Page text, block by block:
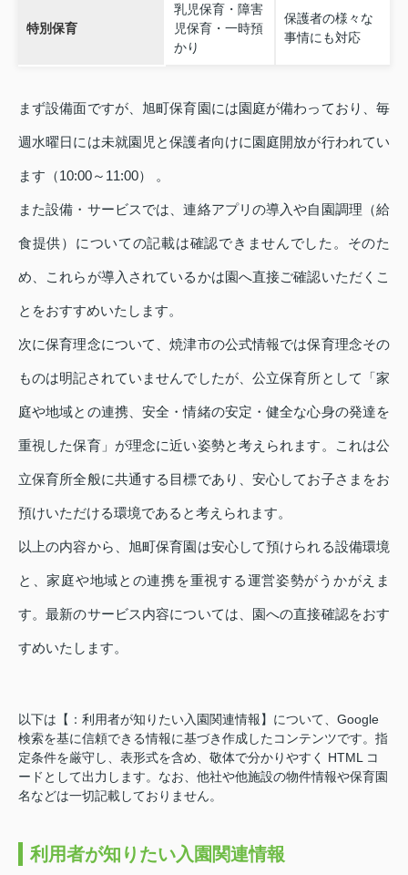
特別保育
乳児保育・障害
児保育・一時預
かり
保護者の様々な
事情にも対応
まず設備面ですが、旭町保育園には園庭が備わっており、毎
週水曜日には未就園児と保護者向けに園庭開放が行われてい
ます（10:00～11:00） 。
また設備・サービスでは、連絡アプリの導入や自園調理（給
食提供）についての記載は確認できませんでした。そのた
め、これらが導入されているかは園へ直接ご確認いただくこ
とをおすすめいたします。
次に保育理念について、焼津市の公式情報では保育理念その
ものは明記されていませんでしたが、公立保育所として「家
庭や地域との連携、安全・情緒の安定・健全な心身の発達を
重視した保育」が理念に近い姿勢と考えられます。これは公
立保育所全般に共通する目標であり、安心してお子さまをお
預けいただける環境であると考えられます。
以上の内容から、旭町保育園は安心して預けられる設備環境
と、家庭や地域との連携を重視する運営姿勢がうかがえま
す。最新のサービス内容については、園への直接確認をおす
すめいたします。
以下は【：利用者が知りたい入園関連情報】について、Google
検索を基に信頼できる情報に基づき作成したコンテンツです。指
定条件を厳守し、表形式を含め、敬体で分かりやすく HTML コ
ードとして出力します。なお、他社や他施設の物件情報や保育園
名などは一切記載しておりません。
利用者が知りたい入園関連情報